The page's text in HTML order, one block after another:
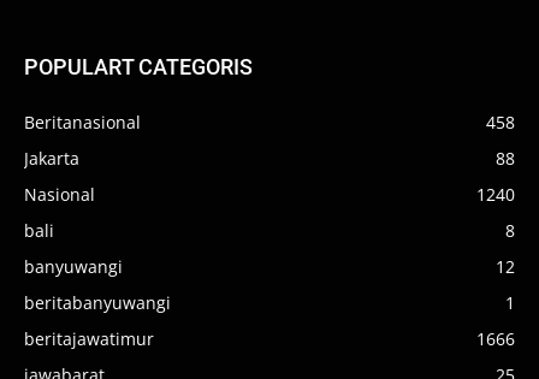
POPULART CATEGORIS
Beritanasional
458
Jakarta
88
Nasional
1240
bali
8
banyuwangi
12
beritabanyuwangi
1
beritajawatimur
1666